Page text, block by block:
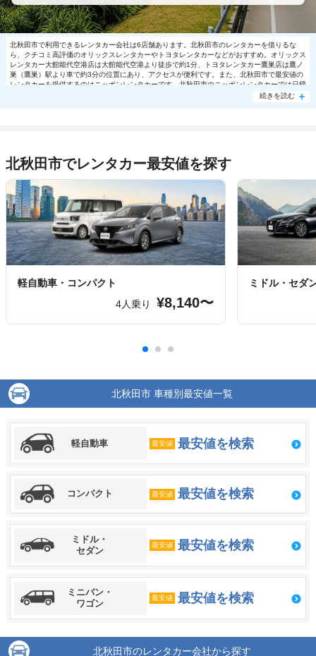
北秋田市で利用できるレンタカー会社は6店舗あります。北秋田市のレンタカーを借りるな
ら、クチコミ高評価のオリックスレンタカーやトヨタレンタカーなどがおすすめ。オリックス
レンタカー大館能代空港店は大館能代空港より徒歩で約1分、トヨタレンタカー鷹巣店は鷹ノ
巣（鷹巣）駅より車で約3分の位置にあり、アクセスが便利です。また、北秋田市で最安値の
レンタカーを提供するのはニッポンレンタカーです。北秋田市のニッポンレンタカーでは日帰
り利用で軽自動車8140円～の格安で利用できます。北秋田市で大人気の格安レンタカーは売
続きを読む
北秋田市でレンタカー最安値を探す
軽自動車・コンパクト
4人乗り
¥8,140〜
ミドル・セダ
北秋田市 車種別最安値一覧
軽自動車 最安値 最安値を検索
コンパクト 最安値 最安値を検索
ミドル・
セダン
最安値 最安値を検索
ミニバン・
ワゴン
最安値 最安値を検索
北秋田市のレンタカー会社から探す